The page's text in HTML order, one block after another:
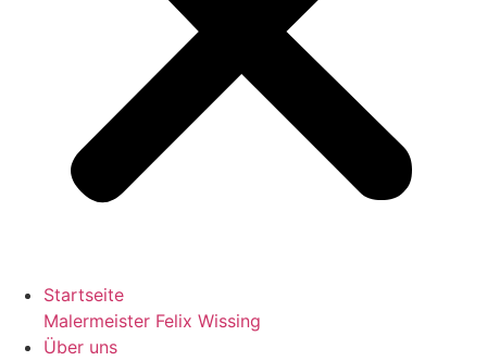
Startseite
Malermeister Felix Wissing
Über uns